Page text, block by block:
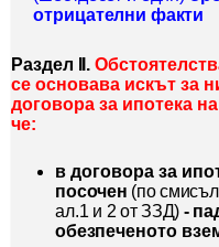
отрицателни факти
Раздел ІІ.
се основава искът за
договора за ипотека
че:
в договора за
посочен (по
ал.1 и 2 от ЗЗД) -
обезпеченото